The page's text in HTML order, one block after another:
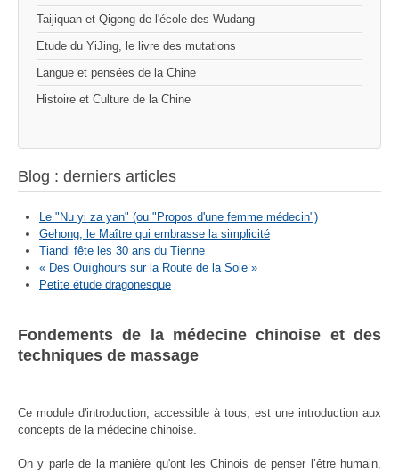
Taijiquan et Qigong de l'école des Wudang
Etude du YiJing, le livre des mutations
Langue et pensées de la Chine
Histoire et Culture de la Chine
Blog : derniers articles
Le "Nu yi za yan" (ou "Propos d'une femme médecin")
Gehong, le Maître qui embrasse la simplicité
Tiandi fête les 30 ans du Tienne
« Des Ouïghours sur la Route de la Soie »
Petite étude dragonesque
Fondements de la médecine chinoise et des
techniques de massage
Ce module d'introduction, accessible à tous, est une introduction aux
concepts de la médecine chinoise.
On y parle de la manière qu'ont les Chinois de penser l’être humain,